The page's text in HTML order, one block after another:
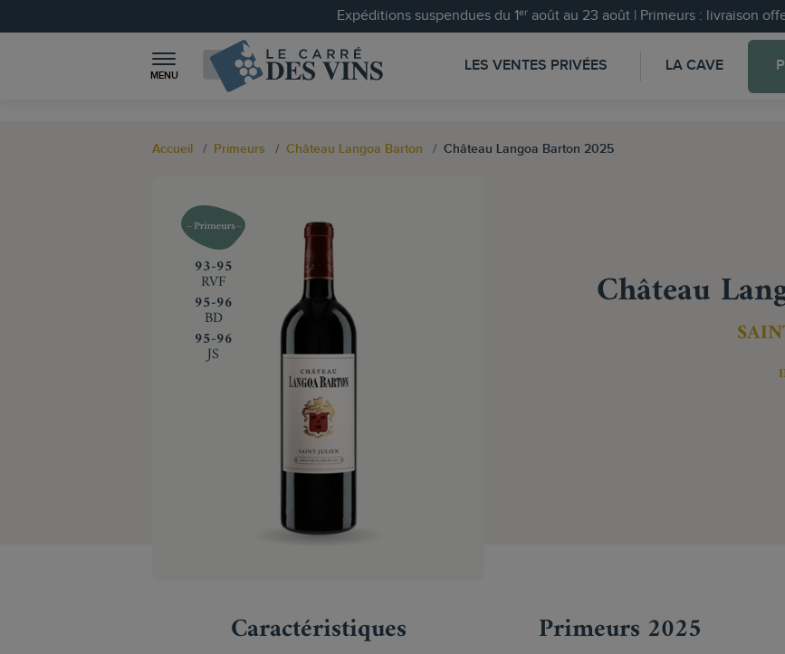
Expéditions suspendues du 1ᵉʳ août au 23 août | Primeurs : livraison
MENU
LES VENTES PRIVÉES LA CAVE
Accueil Primeurs Château Langoa Barton Château Langoa Barton 2025
‍93-95
RVF
‍95-96
BD
‍95-96
JS
Château
Caractéristiques Primeurs 2025